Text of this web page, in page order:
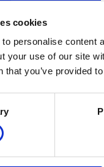
cookies
personalise content
your use of our site
that you’ve provided
von
– Ihre Chance, der
Hammel